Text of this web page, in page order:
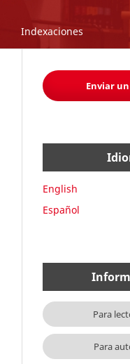
Indexaciones
Enviar
English
Español
Para
Para